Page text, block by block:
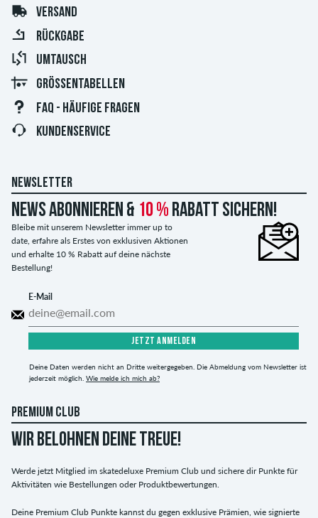
VERSAND
RÜCKGABE
UMTAUSCH
GRÖSSENTABELLEN
FAQ - HÄUFIGE FRAGEN
KUNDENSERVICE
NEWSLETTER
News abonnieren & 10 % Rabatt sichern!
Bleibe mit unserem Newsletter immer up to
date, erfahre als Erstes von exklusiven Aktionen
und erhalte 10 % Rabatt auf deine nächste
Bestellung!
E-Mail
JETZT ANMELDEN
Deine Daten werden nicht an Dritte weitergegeben. Die Abmeldung vom Newsletter ist
jederzeit möglich. Wie melde ich mich ab?
PREMIUM CLUB
WIR BELOHNEN DEINE TREUE!
Werde jetzt Mitglied im skatedeluxe Premium Club und sichere dir Punkte für
Aktivitäten wie Bestellungen oder Produktbewertungen.
Deine Premium Club Punkte kannst du gegen exklusive Prämien, wie signierte